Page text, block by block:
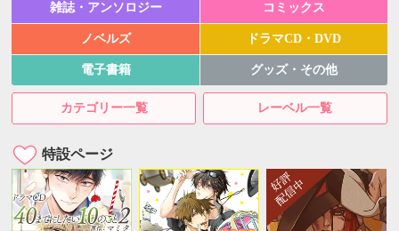
雑誌・アンソロジー コミックス
ノベルズ ドラマCD・DVD
電子書籍 グッズ・その他
カテゴリー一覧 レーベル一覧
特設ページ